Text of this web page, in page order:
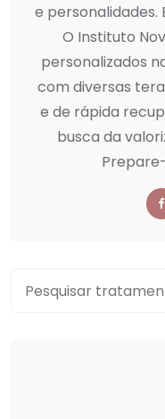
e personalidades.
O Instituto
personalizados
com diversas
e de rápida
busca da